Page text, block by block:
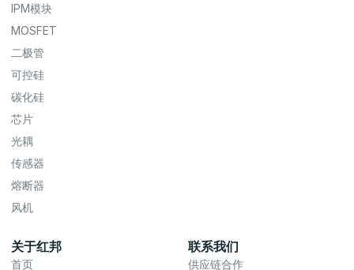
IPM模块
MOSFET
二极管
可控硅
碳化硅
芯片
光耦
传感器
熔断器
风机
关于红邦
首页
联系我们
供应链合作